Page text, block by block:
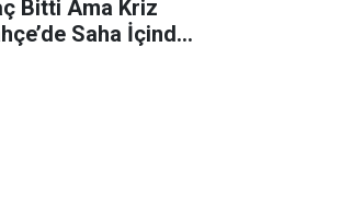
Bitti Ama Kriz
Saha İçinde